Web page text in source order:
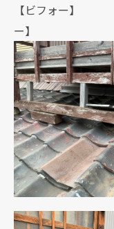
【ビフ
ー】